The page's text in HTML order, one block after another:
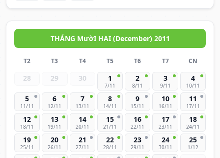
THÁNG MườI HAI (December) 2011
T2 T3 T4 T5 T6 T7 CN
28 29 30 1
7/11
2
8/11
3
9/11
4
10/11
5
11/11
6
12/11
7
13/11
8
14/11
9
15/11
10
16/11
11
17/11
12
18/11
13
19/11
14
20/11
15
21/11
16
22/11
17
23/11
18
24/11
19
25/11
20
26/11
21
27/11
22
28/11
23
29/11
24
30/11
25
1/12